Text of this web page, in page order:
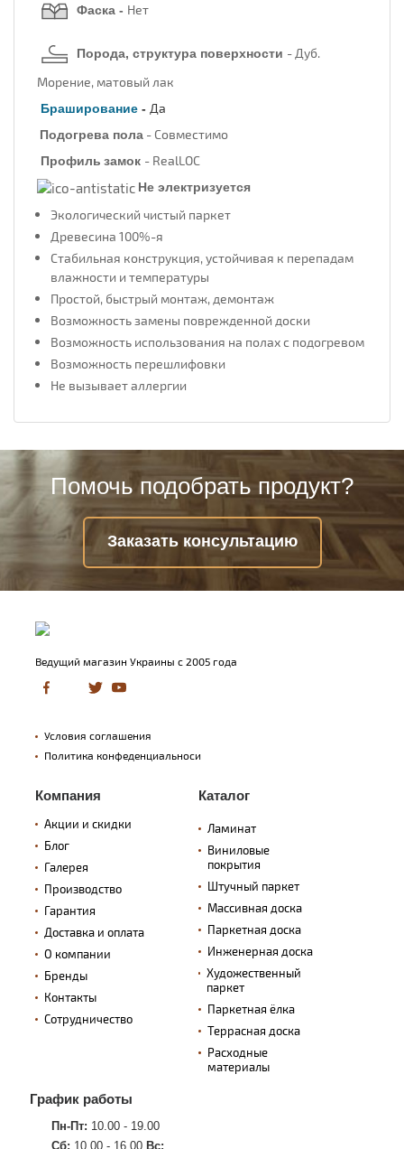
Фаска - Нет
Порода, структура поверхности - Дуб.
Морение, матовый лак
Браширование - Да
Подогрева пола - Совместимо
Профиль замок - RealLOC
Не электризуется
Экологический чистый паркет
Древесина 100%-я
Стабильная конструкция, устойчивая к перепадам
влажности и температуры
Простой, быстрый монтаж, демонтаж
Возможность замены поврежденной доски
Возможность использования на полах с подогревом
Возможность перешлифовки
Не вызывает аллергии
Помочь подобрать продукт?
Заказать консультацию
Ведущий магазин Украины с 2005 года
Условия соглашения
Политика конфеденциальноси
Компания
Акции и скидки
Блог
Галерея
Производство
Гарантия
Доставка и оплата
О компании
Бренды
Контакты
Сотрудничество
Каталог
Ламинат
Виниловые
покрытия
Штучный паркет
Массивная доска
Паркетная доска
Инженерная доска
Художественный
паркет
Паркетная ёлка
Террасная доска
Расходные
материалы
График работы
Пн-Пт: 10.00 - 19.00
Сб: 10.00 - 16.00 Вс: